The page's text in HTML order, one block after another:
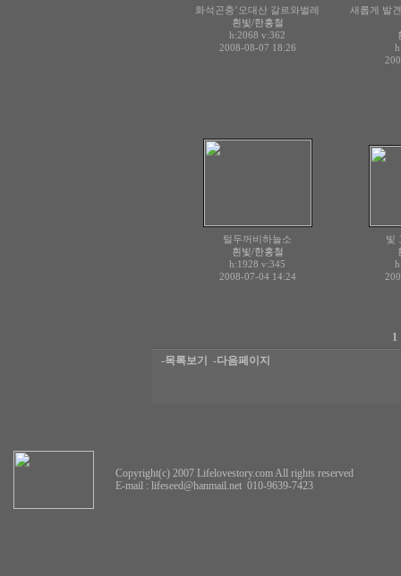
화석곤충’오대산 갈르와벌레
흰빛/한홍철
h:2068 v:362
2008-08-07 18:26
새롭게 발
털두꺼비하늘소
흰빛/한홍철
h:1928 v:345
2008-07-04 14:24
빛
1
-목록보기
-다음페이지
Copyright(c) 2007 Lifelovestory.com All rights reserved
E-mail : lifeseed@hanmail.net 010-9639-7423